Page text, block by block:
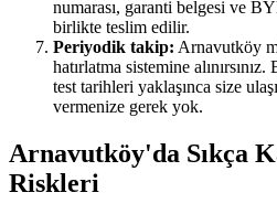
numarası, garanti belgesi ve
birlikte teslim edilir.
Periyodik takip: Arnavutköy
hatırlatma sistemine
test tarihleri yaklaşınca size
vermenize gerek yok.
Arnavutköy'da Sıkça
Riskleri